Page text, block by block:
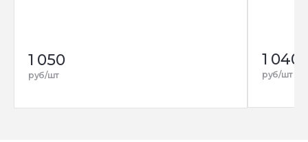
1 050
руб/шт
1 040
руб/шт